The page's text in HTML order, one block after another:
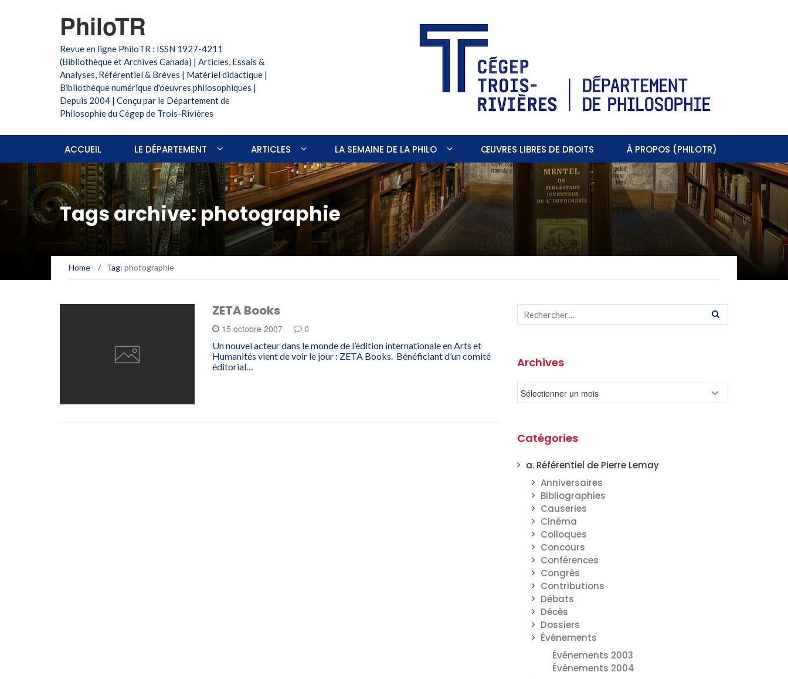
PhiloTR
Revue en ligne PhiloTR : ISSN 1927-4211
(Bibliothèque et Archives Canada) | Articles, Essais &
Analyses, Référentiel & Brèves | Matériel didactique |
Bibliothèque numérique d'oeuvres philosophiques |
Depuis 2004 | Conçu par le Département de
Philosophie du Cégep de Trois-Rivières
ACCUEIL LE DÉPARTEMENT ARTICLES LA SEMAINE DE LA PHILO ŒUVRES LIBRES DE DROITS À PROPOS (PHILOTR)
Tags archive: photographie
Home / Tag: photographie
ZETA Books
15 octobre 2007 0
Un nouvel acteur dans le monde de l’édition internationale en Arts et
Humanités vient de voir le jour : ZETA Books. Bénéficiant d’un comité
éditorial…
Archives
Catégories
a. Référentiel de Pierre Lemay
Anniversaires
Bibliographies
Causeries
Cinéma
Colloques
Concours
Conférences
Congrès
Contributions
Débats
Décès
Dossiers
Événements
Événements 2003
Événements 2004